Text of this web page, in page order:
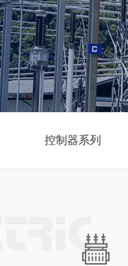
控制器系列